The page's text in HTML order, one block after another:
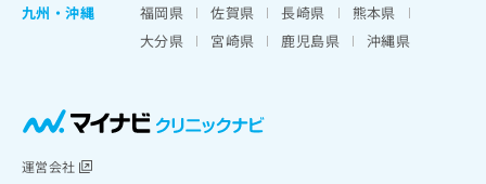
九州・沖縄
福岡県 佐賀県 長崎県
熊本県
大分県
宮崎県 鹿児島県 沖縄県
運営会社